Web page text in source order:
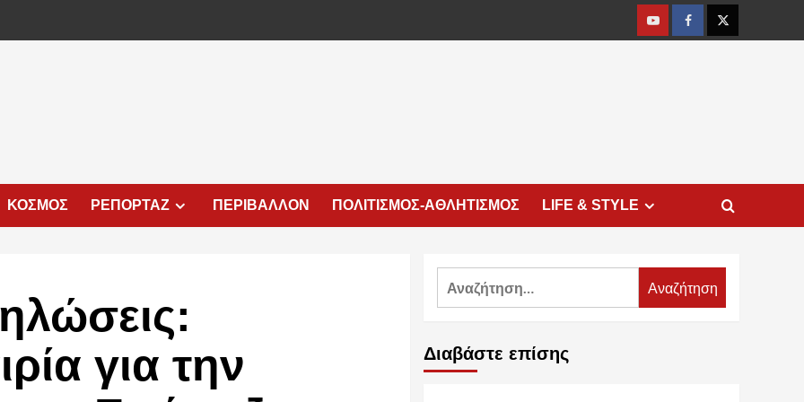
YoutubeFacebookTwitter
ΚΟΣΜΟΣ ΡΕΠΟΡΤΑΖ ΠΕΡΙΒΑΛΛΟΝ ΠΟΛΙΤΙΣΜΟΣ-ΑΘΛΗΤΙΣΜΟΣ LIFE & STYLE
για την
Αναζήτηση
Διαβάστε επίσης